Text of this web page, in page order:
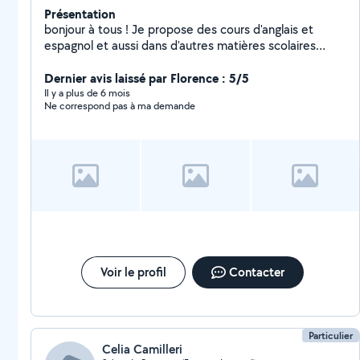
Présentation
bonjour à tous ! Je propose des cours d'anglais et
espagnol et aussi dans d'autres matières scolaires
main dans vos déménagements, pour vos espaces
verts et location de shampouineuse.
Dernier avis laissé par Florence : 5/5
Il y a plus de 6 mois
Ne correspond pas à ma demande
Voir le profil Contacter
Particulier
Celia Camilleri